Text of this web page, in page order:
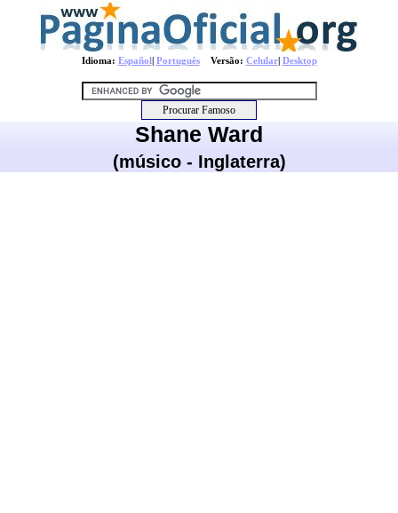
Idioma: Español| PortuguêsVersão: Celular| Desktop
Shane Ward
(músico - Inglaterra)